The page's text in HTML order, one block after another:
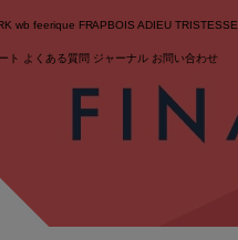
wb feerique FRAPBOIS ADIEU TRISTESSE
ト よくある質問 ジャーナル お問い合わせ